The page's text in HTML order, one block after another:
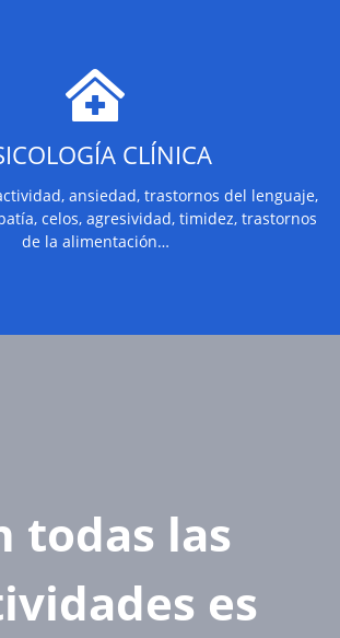
CLÍNICA
ansiedad, trastornos del lenguaje,
celos, agresividad, timidez, trastornos
de la alimentación…
todas las
es